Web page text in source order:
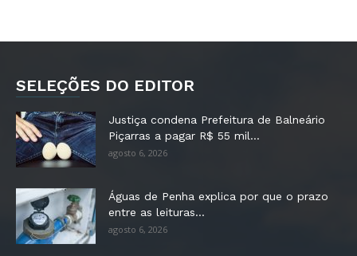
SELEÇÕES DO EDITOR
Justiça condena Prefeitura de Balneário
Piçarras a pagar R$ 55 mil...
agosto 6, 2026
Águas de Penha explica por que o prazo
entre as leituras...
agosto 6, 2026